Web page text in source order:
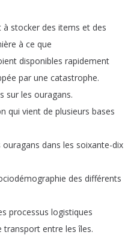
à stocker des items et des
à ce que
disponibles rapidement
par une catastrophe.
sur les ouragans.
qui vient de plusieurs bases
ouragans dans les soixante-dix
des différents
processus logistiques
transport entre les îles.